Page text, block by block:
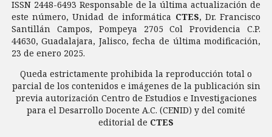
ISSN 2448-6493 Responsable de la última actualización de
este número, Unidad de informática CTES, Dr. Francisco
Santillán Campos, Pompeya 2705 Col Providencia C.P.
44630, Guadalajara, Jalisco, fecha de última modificación,
23 de enero 2025.
Queda estrictamente prohibida la reproducción total o
parcial de los contenidos e imágenes de la publicación sin
previa autorización Centro de Estudios e Investigaciones
para el Desarrollo Docente A.C. (CENID) y del comité
editorial de CTES